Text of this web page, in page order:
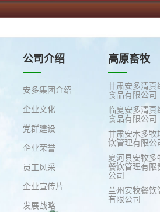
公司介绍
安多集团介绍
企业文化
党群建设
企业荣誉
员工风采
企业宣传片
发展战略
高原畜牧
甘肃安多清真
食品有限公司
临夏安多清真
食品有限公司
甘肃安木多牧
饮管理有限公
夏河县安牧多
餐饮管理有限
公司
兰州安牧餐饮
有限公司